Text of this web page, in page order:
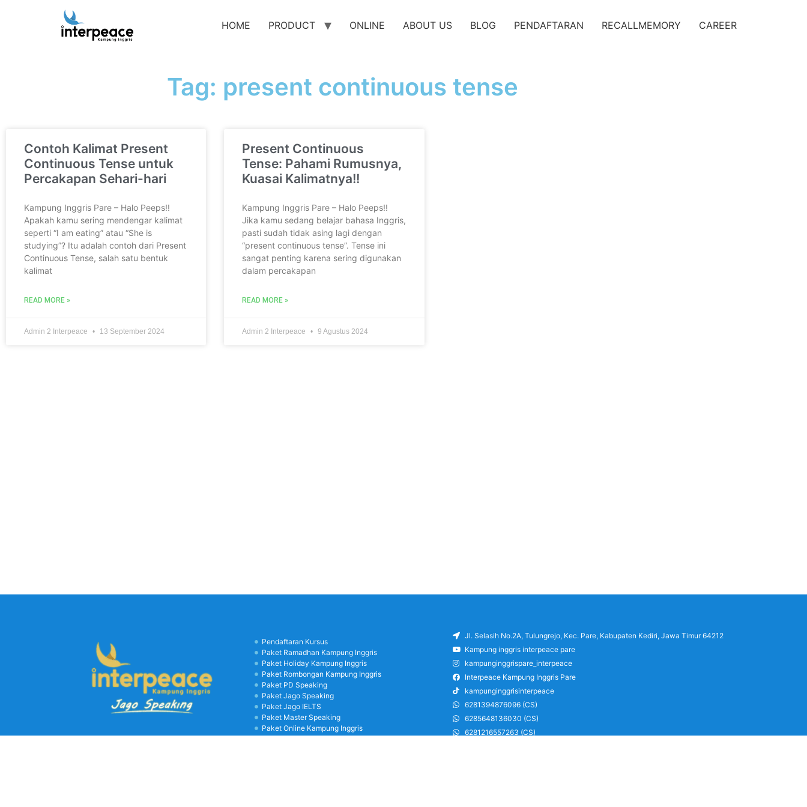
HOME PRODUCT ONLINE ABOUT US BLOG PENDAFTARAN RECALLMEMORY CAREER
Tag: present continuous tense
Contoh Kalimat Present
Continuous Tense untuk
Percakapan Sehari-hari
Kampung Inggris Pare – Halo Peeps!!
Apakah kamu sering mendengar kalimat
seperti “I am eating” atau “She is
studying”? Itu adalah contoh dari Present
Continuous Tense, salah satu bentuk
kalimat
READ MORE »
Admin 2 Interpeace 13 September 2024
Present Continuous
Tense: Pahami Rumusnya,
Kuasai Kalimatnya!!
Kampung Inggris Pare – Halo Peeps!!
Jika kamu sedang belajar bahasa Inggris,
pasti sudah tidak asing lagi dengan
“present continuous tense”. Tense ini
sangat penting karena sering digunakan
dalam percakapan
READ MORE »
Admin 2 Interpeace 9 Agustus 2024
Pendaftaran Kursus
Paket Ramadhan Kampung Inggris
Paket Holiday Kampung Inggris
Paket Rombongan Kampung Inggris
Paket PD Speaking
Paket Jago Speaking
Paket Jago IELTS
Paket Master Speaking
Paket Online Kampung Inggris
Blog
Jl. Selasih No.2A, Tulungrejo, Kec. Pare, Kabupaten Kediri, Jawa Timur 64212
Kampung inggris interpeace pare
kampunginggrispare_interpeace
Interpeace Kampung Inggris Pare
kampunginggrisinterpeace
6281394876096 (CS)
6285648136030 (CS)
6281216557263 (CS)